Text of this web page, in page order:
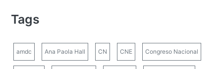
Tags
amdc Ana Paola Hall CN CNE Congreso Nacional